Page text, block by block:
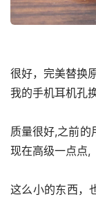
很好，完美替换
我的手机耳机孔
质量很好,之前的
现在高级一点点,
这么小的东西，